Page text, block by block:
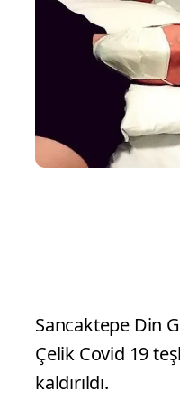
Sancaktepe Din
Çelik Covid 19
kaldırıldı.